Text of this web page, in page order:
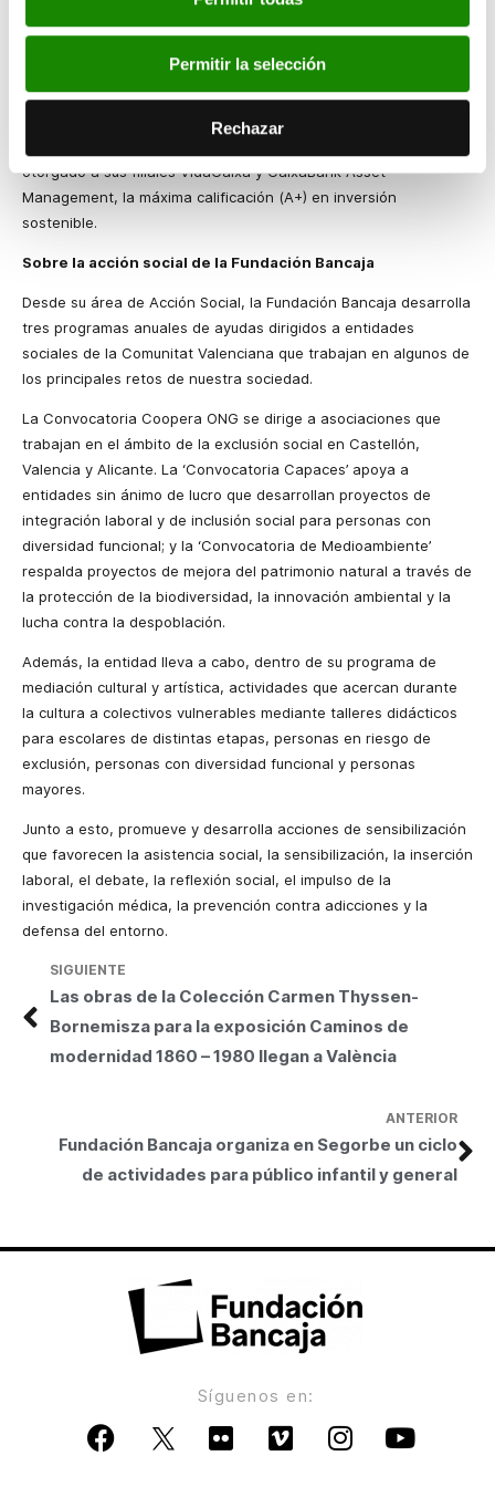
Permitir la selección
Rechazar
los principales organismos internacionales. El Dow Jones
Sustainability Index la sitúa entre los mejores bancos mundiales
en términos de responsabilidad corporativa. La organización
internacional CDP, por su parte, la incluye como empresa líder
otorgado a sus filiales VidaCaixa y CaixaBank Asset
Management, la máxima calificación (A+) en inversión
sostenible.
Sobre la acción social de la Fundación Bancaja
Desde su área de Acción Social, la Fundación Bancaja desarrolla
tres programas anuales de ayudas dirigidos a entidades
sociales de la Comunitat Valenciana que trabajan en algunos de
los principales retos de nuestra sociedad.
La Convocatoria Coopera ONG se dirige a asociaciones que
trabajan en el ámbito de la exclusión social en Castellón,
Valencia y Alicante. La ‘Convocatoria Capaces’ apoya a
entidades sin ánimo de lucro que desarrollan proyectos de
integración laboral y de inclusión social para personas con
diversidad funcional; y la ‘Convocatoria de Medioambiente’
respalda proyectos de mejora del patrimonio natural a través de
la protección de la biodiversidad, la innovación ambiental y la
lucha contra la despoblación.
Además, la entidad lleva a cabo, dentro de su programa de
mediación cultural y artística, actividades que acercan durante
la cultura a colectivos vulnerables mediante talleres didácticos
para escolares de distintas etapas, personas en riesgo de
exclusión, personas con diversidad funcional y personas
mayores.
Junto a esto, promueve y desarrolla acciones de sensibilización
que favorecen la asistencia social, la sensibilización, la inserción
laboral, el debate, la reflexión social, el impulso de la
investigación médica, la prevención contra adicciones y la
defensa del entorno.
ANTERIOR
Fundación Bancaja organiza en Segorbe un ciclo
de actividades para público infantil y general
SIGUIENTE
Las obras de la Colección Carmen Thyssen-
Bornemisza para la exposición Caminos de
modernidad 1860 – 1980 llegan a València
Síguenos en: